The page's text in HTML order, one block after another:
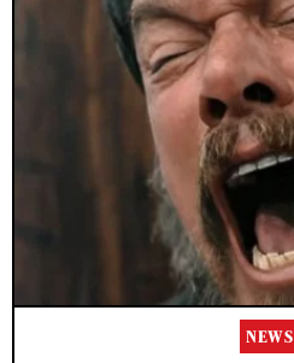
NEWS